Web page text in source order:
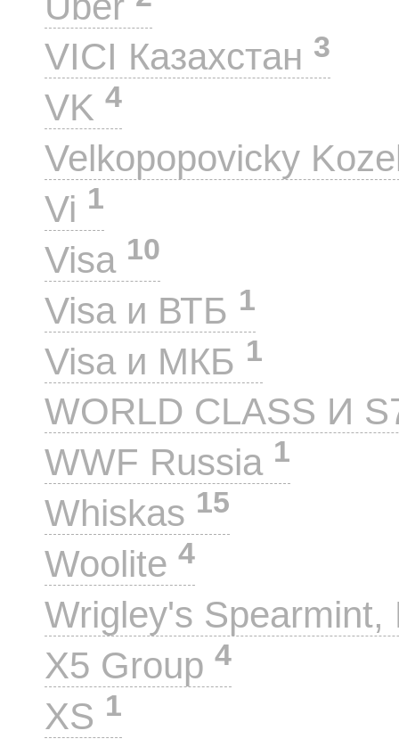
VICI Казахстан 3
VK 4
Velkopopovicky
Vi 1
Visa 10
Visa и ВТБ 1
Visa и МКБ 1
WORLD CLASS И
WWF Russia 1
Whiskas 15
Woolite 4
Wrigley's
X5 Group 4
XS 1